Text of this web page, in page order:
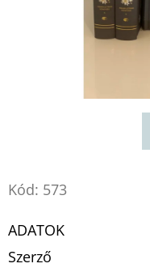
Kód: 573
ADATOK
Szerző